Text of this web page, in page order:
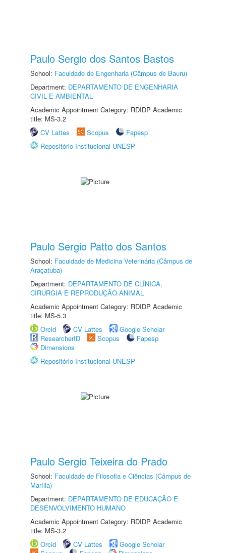
Paulo Sergio dos Santos Bastos
School: Faculdade de Engenharia (Câmpus de Bauru)
Department: DEPARTAMENTO DE ENGENHARIA
CIVIL E AMBIENTAL
Academic Appointment Category: RDIDP Academic
title: MS-3.2
CV Lattes
Scopus
Fapesp
Repositório Institucional UNESP
Paulo Sergio Patto dos Santos
School: Faculdade de Medicina Veterinária (Câmpus de
Araçatuba)
Department: DEPARTAMENTO DE CLÍNICA,
CIRURGIA E REPRODUÇÃO ANIMAL
Academic Appointment Category: RDIDP Academic
title: MS-5.3
Orcid
CV Lattes
Google Scholar
ResearcherID
Scopus
Fapesp
Dimensions
Repositório Institucional UNESP
Paulo Sergio Teixeira do Prado
School: Faculdade de Filosofia e Ciências (Câmpus de
Marília)
Department: DEPARTAMENTO DE EDUCAÇÃO E
DESENVOLVIMENTO HUMANO
Academic Appointment Category: RDIDP Academic
title: MS-3.2
Orcid
CV Lattes
Google Scholar